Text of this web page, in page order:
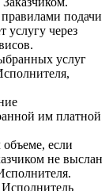
подачи
услугу через
услуг
им платной
если
не выслан